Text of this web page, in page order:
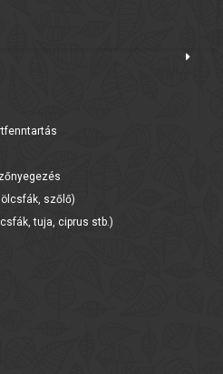
szőlő)
tuja, ciprus stb.)